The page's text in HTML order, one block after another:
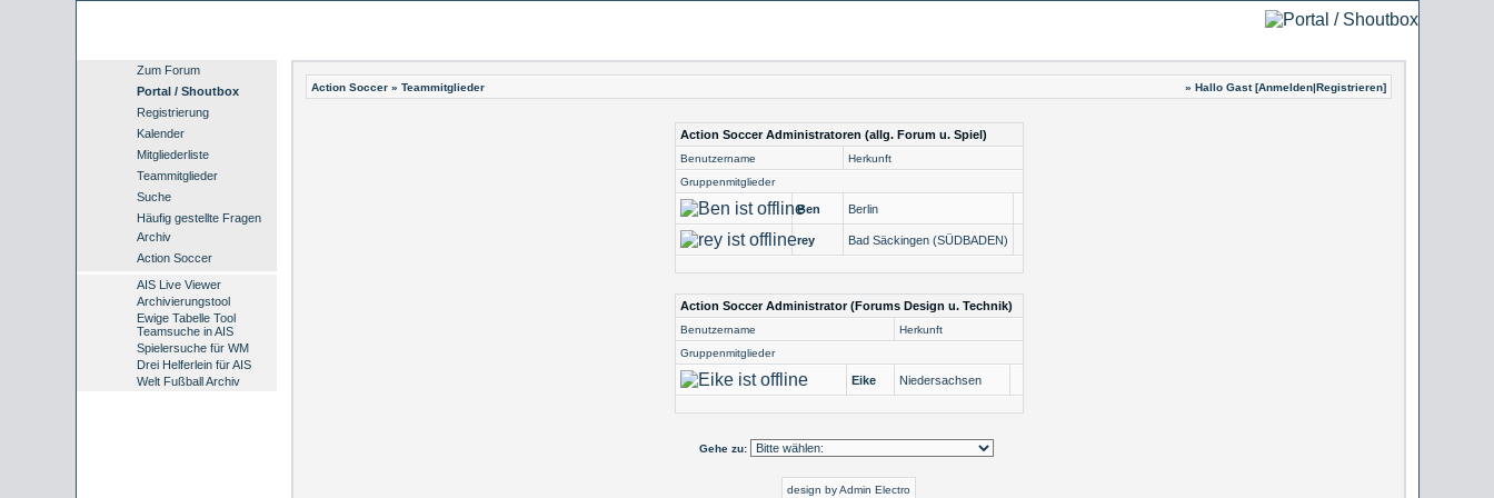
Zum Forum
Portal / Shoutbox
Registrierung
Kalender
Mitgliederliste
Teammitglieder
Suche
Häufig gestellte Fragen
Archiv
Action Soccer
AIS Live Viewer
Archivierungstool
Ewige Tabelle Tool
Teamsuche in AIS
Spielersuche für WM
Drei Helferlein für AIS
Welt Fußball Archiv
Action Soccer » Teammitglieder » Hallo Gast [Anmelden|Registrieren]
Action Soccer Administratoren (allg. Forum u. Spiel)
Benutzername
Herkunft
Gruppenmitglieder
Ben Berlin
rey Bad Säckingen (SÜDBADEN)
Action Soccer Administrator (Forums Design u. Technik)
Benutzername
Herkunft
Gruppenmitglieder
Eike Niedersachsen
Gehe zu:
design by Admin Electro